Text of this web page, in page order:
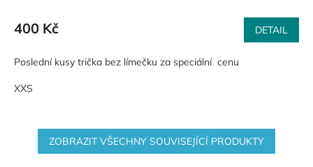
400 Kč DETAIL
Poslední kusy trička bez límečku za speciální cenu
XXS
ZOBRAZIT VŠECHNY SOUVISEJÍCÍ PRODUKTY